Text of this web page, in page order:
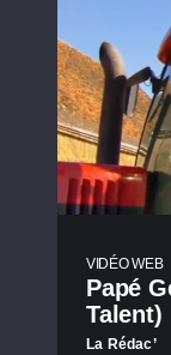
VIDÉO WEB
Papé
Talent)
La Rédac’